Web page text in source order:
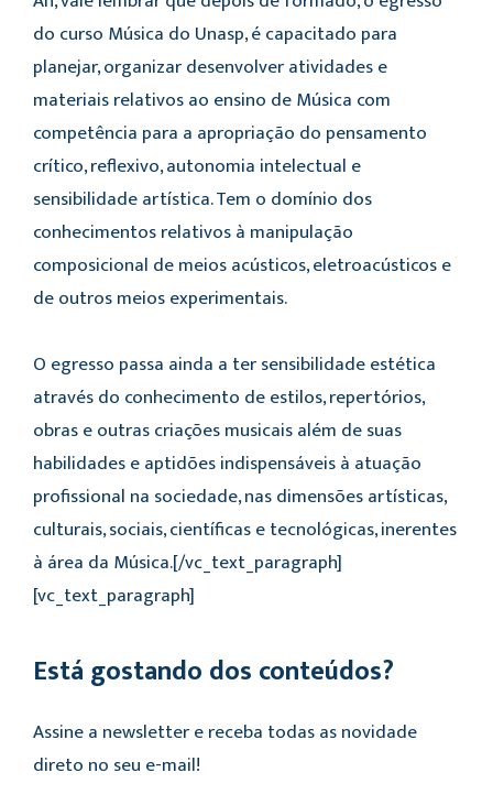
do curso Música do Unasp, é capacitado para
planejar, organizar desenvolver atividades e
materiais relativos ao ensino de Música com
competência para a apropriação do pensamento
crítico, reflexivo, autonomia intelectual e
sensibilidade artística. Tem o domínio dos
conhecimentos relativos à manipulação
composicional de meios acústicos, eletroacústicos e
de outros meios experimentais.
O egresso passa ainda a ter sensibilidade estética
através do conhecimento de estilos, repertórios,
obras e outras criações musicais além de suas
habilidades e aptidões indispensáveis à atuação
profissional na sociedade, nas dimensões artísticas,
culturais, sociais, científicas e tecnológicas, inerentes
à área da Música.[/vc_text_paragraph]
[vc_text_paragraph]
Está gostando dos conteúdos?
Assine a newsletter e receba todas as novidade
direto no seu e-mail!